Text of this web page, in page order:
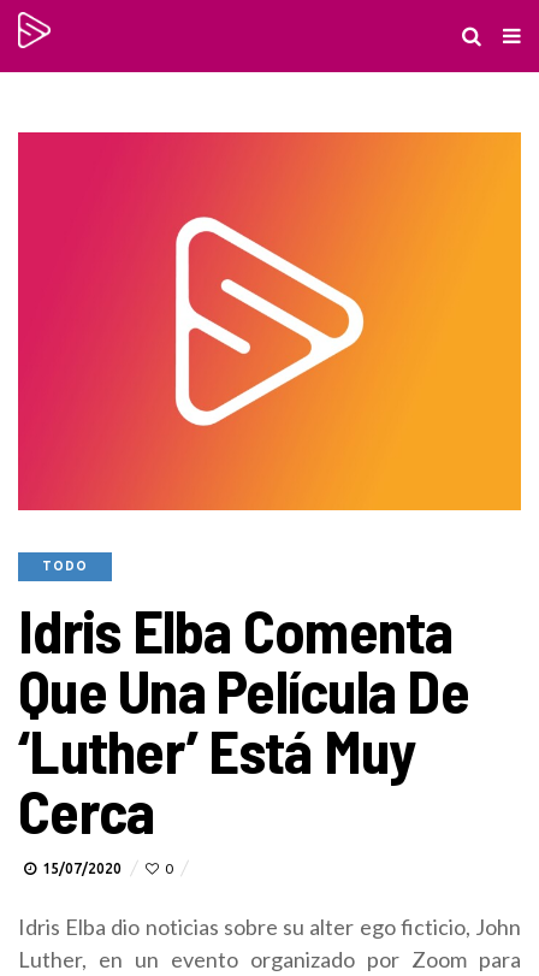
TODO
Idris Elba Comenta
Que Una Película De
‘Luther’ Está Muy
Cerca
15/07/2020 0
Idris Elba dio noticias sobre su alter ego ficticio, John
Luther, en un evento organizado por Zoom para